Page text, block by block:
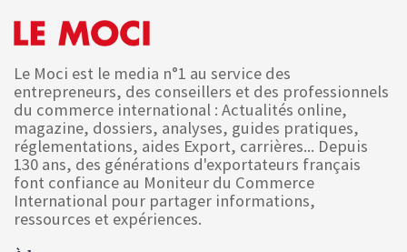
Le Moci est le media n°1 au service des
entrepreneurs, des conseillers et des professionnels
du commerce international : Actualités online,
magazine, dossiers, analyses, guides pratiques,
réglementations, aides Export, carrières... Depuis
130 ans, des générations d'exportateurs français
font confiance au Moniteur du Commerce
International pour partager informations,
ressources et expériences.